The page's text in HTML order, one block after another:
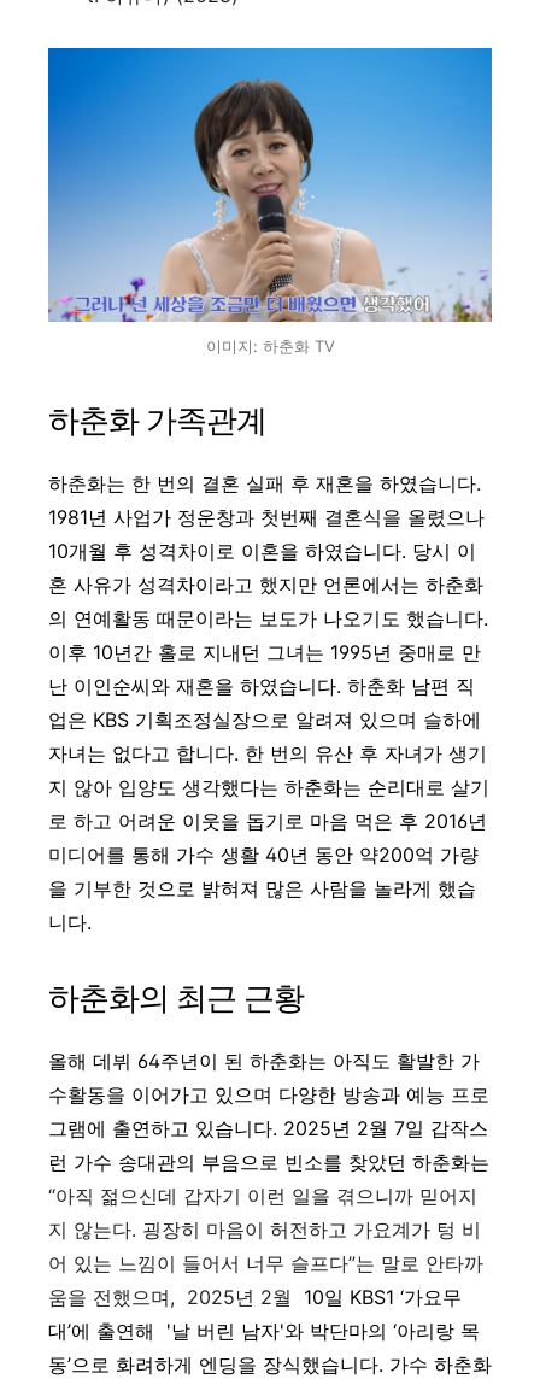
이미지: 하춘화 TV
하춘화 가족관계
하춘화는 한 번의 결혼 실패 후 재혼을 하였습니다.
1981년 사업가 정운창과 첫번째 결혼식을 올렸으나
10개월 후 성격차이로 이혼을 하였습니다. 당시 이
혼 사유가 성격차이라고 했지만 언론에서는 하춘화
의 연예활동 때문이라는 보도가 나오기도 했습니다.
이후 10년간 홀로 지내던 그녀는 1995년 중매로 만
난 이인순씨와 재혼을 하였습니다. 하춘화 남편 직
업은 KBS 기획조정실장으로 알려져 있으며 슬하에
자녀는 없다고 합니다. 한 번의 유산 후 자녀가 생기
지 않아 입양도 생각했다는 하춘화는 순리대로 살기
로 하고 어려운 이웃을 돕기로 마음 먹은 후 2016년
미디어를 통해 가수 생활 40년 동안 약200억 가량
을 기부한 것으로 밝혀져 많은 사람을 놀라게 했습
니다.
하춘화의 최근 근황
올해 데뷔 64주년이 된 하춘화는 아직도 활발한 가
수활동을 이어가고 있으며 다양한 방송과 예능 프로
그램에 출연하고 있습니다. 2025년 2월 7일 갑작스
런 가수 송대관의 부음으로 빈소를 찾았던 하춘화는
“아직 젊으신데 갑자기 이런 일을 겪으니까 믿어지
지 않는다. 굉장히 마음이 허전하고 가요계가 텅 비
어 있는 느낌이 들어서 너무 슬프다”는 말로 안타까
움을 전했으며, 2025년 2월 10일 KBS1 ‘가요무
대’에 출연해 '날 버린 남자'와 박단마의 ‘아리랑 목
동’으로 화려하게 엔딩을 장식했습니다. 가수 하춘화